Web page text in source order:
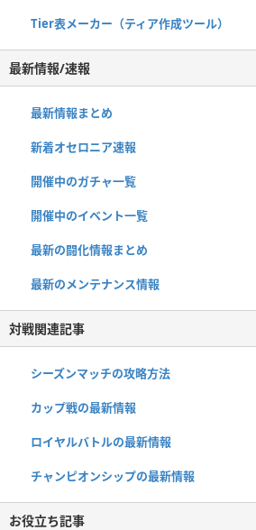
Tier表メーカー（ティア作成ツール）
最新情報/速報
最新情報まとめ
新着オセロニア速報
開催中のガチャ一覧
開催中のイベント一覧
最新の闘化情報まとめ
最新のメンテナンス情報
対戦関連記事
シーズンマッチの攻略方法
カップ戦の最新情報
ロイヤルバトルの最新情報
チャンピオンシップの最新情報
お役立ち記事